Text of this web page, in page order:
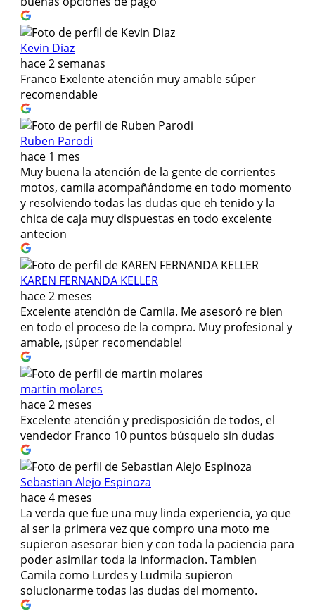
Kevin Diaz
hace 2 semanas
Franco Exelente atención muy amable súper
recomendable
Ruben Parodi
hace 1 mes
Muy buena la atención de la gente de corrientes
motos, camila acompañándome en todo momento
y resolviendo todas las dudas que eh tenido y la
chica de caja muy dispuestas en todo excelente
antecion
KAREN FERNANDA KELLER
hace 2 meses
​Excelente atención de Camila. Me asesoró re bien
en todo el proceso de la compra. Muy profesional y
amable, ¡súper recomendable!
martin molares
hace 2 meses
Excelente atención y predisposición de todos, el
vendedor Franco 10 puntos búsquelo sin dudas
Sebastian Alejo Espinoza
hace 4 meses
La verda que fue una muy linda experiencia, ya que
al ser la primera vez que compro una moto me
supieron asesorar bien y con toda la paciencia para
poder asimilar toda la informacion. Tambien
Camila como Lurdes y Ludmila supieron
solucionarme todas las dudas del momento.